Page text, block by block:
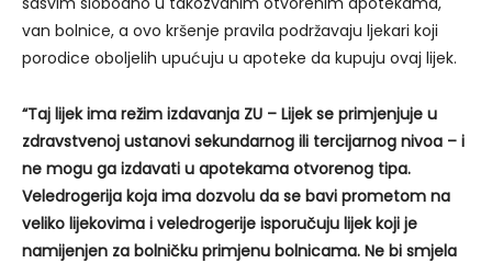
van bolnice, a ovo kršenje pravila podržavaju ljekari koji
porodice oboljelih upućuju u apoteke da kupuju ovaj lijek.
“Taj lijek ima režim izdavanja ZU – Lijek se primjenjuje u
zdravstvenoj ustanovi sekundarnog ili tercijarnog nivoa – i
ne mogu ga izdavati u apotekama otvorenog tipa.
Veledrogerija koja ima dozvolu da se bavi prometom na
veliko lijekovima i veledrogerije isporučuju lijek koji je
namijenjen za bolničku primjenu bolnicama. Ne bi smjela